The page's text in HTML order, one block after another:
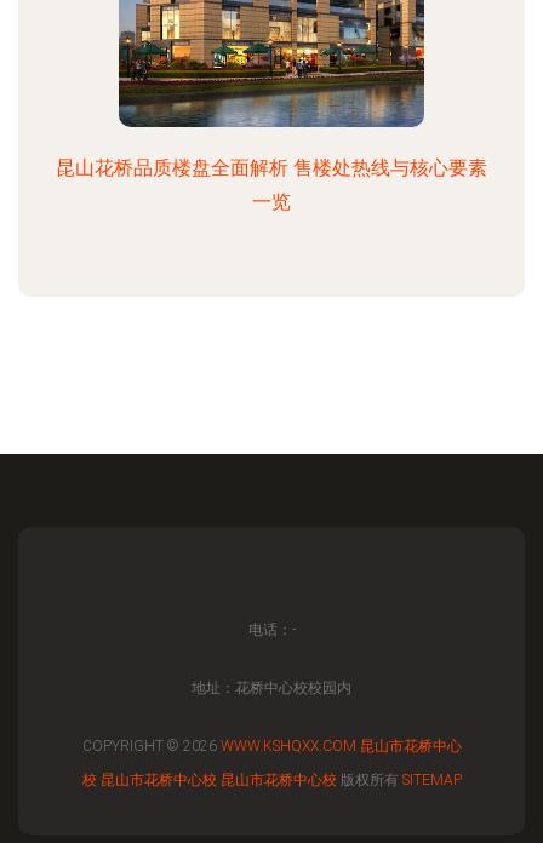
昆山花桥品质楼盘全面解析 售楼处热线与核心要素
一览
电话：-
地址：花桥中心校校园内
COPYRIGHT © 2026 WWW.KSHQXX.COM 昆山市花桥中心
校 昆山市花桥中心校 昆山市花桥中心校版权所有 SITEMAP